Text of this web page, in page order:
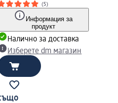
(5)
Информация за
продукт
Налично за доставка
Изберете dm магазин